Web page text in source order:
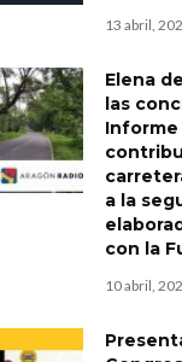
13 abril,
Elena
las
Informe
a la
con la
10 abril,